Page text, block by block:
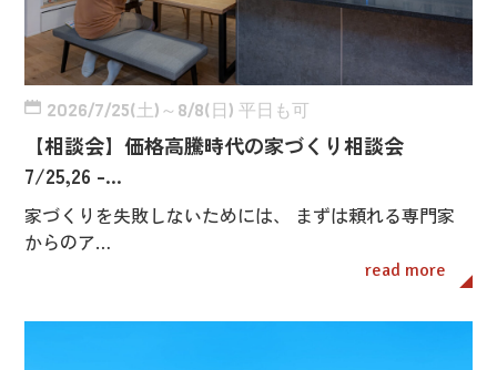
2026/7/25(土)～8/8(日) 平日も可
【相談会】価格高騰時代の家づくり相談会
7/25,26 -…
家づくりを失敗しないためには、 まずは頼れる専門家
からのア…
read more